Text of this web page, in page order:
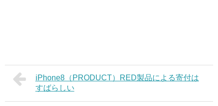
iPhone8（PRODUCT）RED製品による寄付は
すばらしい